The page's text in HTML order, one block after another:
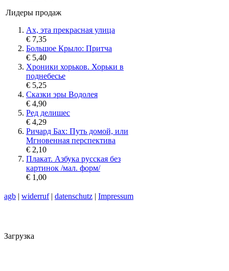
Лидеры продаж
Ах, эта прекрасная улица
€ 7,35
Большое Крыло: Притча
€ 5,40
Хроники хорьков. Хорьки в
поднебесье
€ 5,25
Сказки эры Водолея
€ 4,90
Ред делишес
€ 4,29
Ричард Бах: Путь домой, или
Мгновенная перспектива
€ 2,10
Плакат. Азбука русская без
картинок /мал. форм/
€ 1,00
agb | widerruf| datenschutz | Impressum
Загрузка